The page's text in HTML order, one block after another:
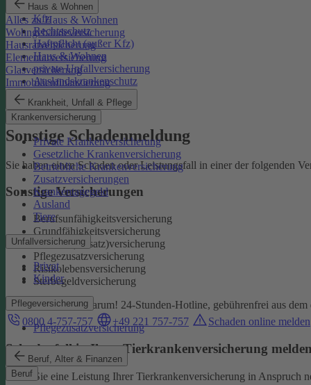
Haus & Wohnen
Alles zu Haus & Wohnen
Wohngebäudeversicherung
Hausratversicherung
Elementarversicherung
Glasversicherung
Immobilienfinanzierung
Krankheit, Unfall & Pflege
Krankenversicherung
Private Krankenversicherung
Gesetzliche Krankenversicherung
Betriebliche Krankenversicherung
Zusatzversicherungen
Krankentagegeld
Ausland
Tiere
Unfallversicherung
Privat
Kinder
Pflegeversicherung
Pflegezusatzversicherung
Beruf, Alter & Finanzen
Beruf
Kfz
Rechtsschutz
Haftpflicht (außer Kfz)
Haus & Wohnen
private Unfallversicherung
Auslandskrankenschutz
Reiserücktritt
Reisegepäck
Sonstige Schadenmeldung
Sie haben einen Schaden oder Leistungsfall in einer der folgenden
Sonstige Versicherungen
Berufsunfähigkeitsversicherung
Grundfähigkeitsversicherung
Kranken(-zusatz)versicherung
Pflegezusatzversicherung
Risikolebensversicherung
Sterbegeldversicherung
Wir kümmern uns darum! 24-Stunden-Hotline, gebührenfrei aus
0800 4-757-757
+49 221 757-757 Schaden online melden
Schadenfall in Ihrer Tierkrankenversicherung melden
Wenn Sie eine Leistung Ihrer Tierkrankenversicherung in Anspruch